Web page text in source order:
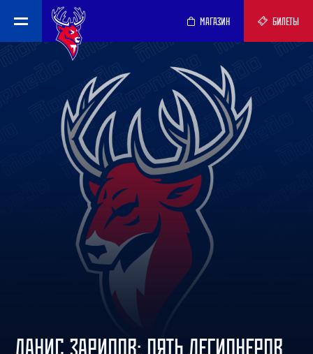
МАГАЗИН БИЛЕТЫ
ДАНИС ЗАРИПОВ: ПЯТЬ ЛЕГИОНЕРОВ